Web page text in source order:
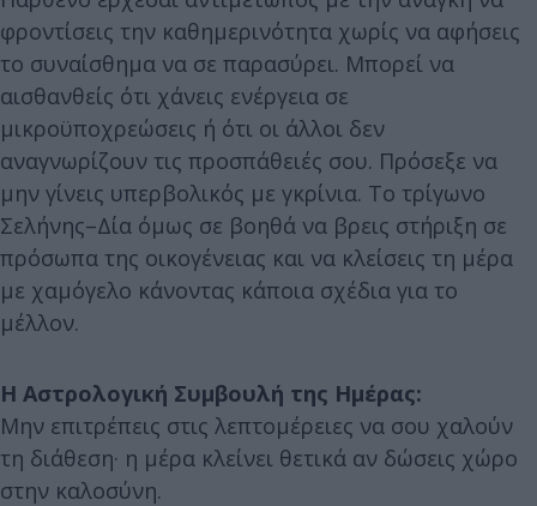
φροντίσεις την καθημερινότητα χωρίς να αφήσεις
το συναίσθημα να σε παρασύρει. Μπορεί να
αισθανθείς ότι χάνεις ενέργεια σε
μικροϋποχρεώσεις ή ότι οι άλλοι δεν
αναγνωρίζουν τις προσπάθειές σου. Πρόσεξε να
μην γίνεις υπερβολικός με γκρίνια. Το τρίγωνο
Σελήνης–Δία όμως σε βοηθά να βρεις στήριξη σε
πρόσωπα της οικογένειας και να κλείσεις τη μέρα
με χαμόγελο κάνοντας κάποια σχέδια για το
μέλλον.
Η Αστρολογική Συμβουλή της Ημέρας:
Μην επιτρέπεις στις λεπτομέρειες να σου χαλούν
τη διάθεση· η μέρα κλείνει θετικά αν δώσεις χώρο
στην καλοσύνη.